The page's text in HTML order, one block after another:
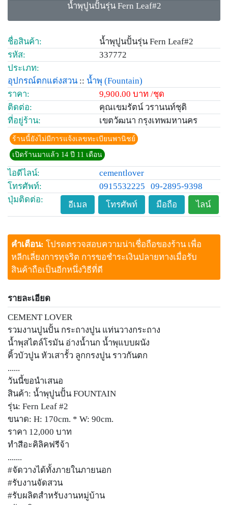
น้ำพุปูนปั้นรุ่น Fern Leaf#2
ชื่อสินค้า:
น้ำพุปูนปั้นรุ่น Fern Leaf#2
รหัส:
337772
ประเภท:
อุปกรณ์ตกแต่งสวน :: น้ำพุ (Fountain)
ราคา:
9,900.00 บาท /ชุด
ติดต่อ:
คุณเขมรัตน์ วรานนท์ชุติ
ที่อยู่ร้าน:
เขตวัฒนา กรุงเทพมหานคร
ร้านนี้ยังไม่มีการแจ้งเลขทะเบียนพานิชย์
เปิดร้านมาแล้ว 14 ปี 11 เดือน
ไอดีไลน์:
cementlover
โทรศัพท์:
0915532225
09-2895-9398
ปุ่มติดต่อ:
อีเมล โทรศัพท์ มือถือ ไลน์
คำเตือน: โปรดตรวจสอบความน่าเชื่อถือของร้าน เพื่อ
หลีกเลี่ยงการทุจริต การขอชำระเงินปลายทางเมื่อรับ
สินค้าถือเป็นอีกหนึ่งวิธีที่ดี
รายละเอียด
CEMENT LOVER
รวมงานปูนปั้น กระถางปูน แท่นวางกระถาง
น้ำพุสไตล์โรมัน อ่างน้ำนก น้ำพุแบบผนัง
คิ้วบัวปูน หัวเสารั้ว ลูกกรงปูน ราวกันตก
......
วันนี้ขอนำเสนอ
สินค้า: น้ำพุปูนปั้น FOUNTAIN
รุ่น: Fern Leaf #2
ขนาด: H: 170cm. * W: 90cm.
ราคา 12,000 บาท
ทำสีอะคิลิคฟรีจ้า
.......
#จัดวางได้ทั้งภายในภายนอก
#รับงานจัดสวน
#รับผลิตสำหรับงานหมู่บ้าน